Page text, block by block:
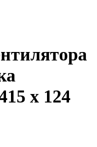
x 124